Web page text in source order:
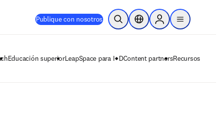
Publique con nosotros Abrir búsquedaSelector de ubicación
Sign in to products
menu
Educación superiorLeapSpace para I+DContent partnersRecursos